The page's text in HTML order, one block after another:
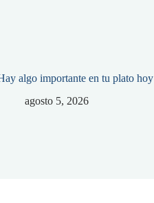
algo importante en tu plato hoy
agosto 5, 2026